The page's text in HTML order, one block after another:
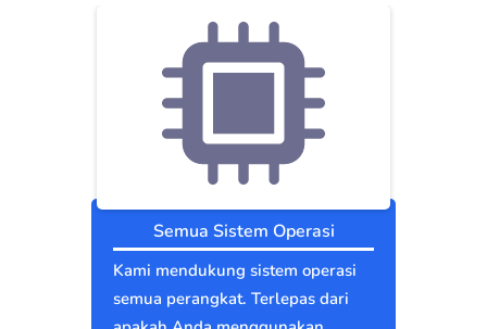
Semua Sistem Operasi
Kami mendukung sistem operasi
semua perangkat. Terlepas dari